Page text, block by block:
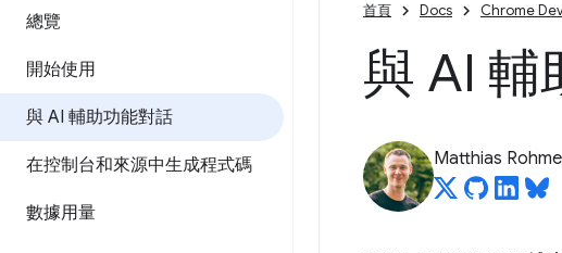
總覽
開始使用
與 AI 輔助功能對話
在控制台和來源中生成程式碼
數據用量
首頁 Docs Chrome
與 AI 輔
Matthias